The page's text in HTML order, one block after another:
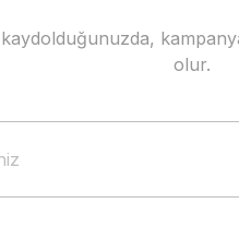
olur.